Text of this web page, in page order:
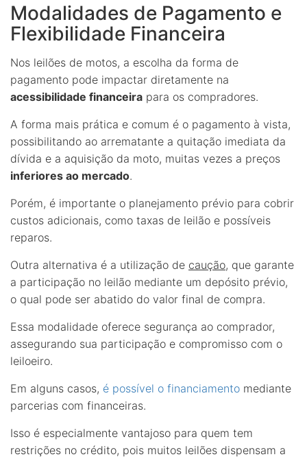
Modalidades de Pagamento e
Flexibilidade Financeira
Nos leilões de motos, a escolha da forma de
pagamento pode impactar diretamente na
acessibilidade financeira para os compradores.
A forma mais prática e comum é o pagamento à vista,
possibilitando ao arrematante a quitação imediata da
dívida e a aquisição da moto, muitas vezes a preços
inferiores ao mercado.
Porém, é importante o planejamento prévio para cobrir
custos adicionais, como taxas de leilão e possíveis
reparos.
Outra alternativa é a utilização de caução, que garante
a participação no leilão mediante um depósito prévio,
o qual pode ser abatido do valor final de compra.
Essa modalidade oferece segurança ao comprador,
assegurando sua participação e compromisso com o
leiloeiro.
Em alguns casos, é possível o financiamento mediante
parcerias com financeiras.
Isso é especialmente vantajoso para quem tem
restrições no crédito, pois muitos leilões dispensam a